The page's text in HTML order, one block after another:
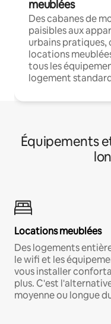
meublées
Des cabanes de
paisibles aux
urbains pratiques,
locations
tous les
logement
Équipements
Locations meublées
Des logements
le wifi et les
vous installer
plus. C'est
moyenne ou longue